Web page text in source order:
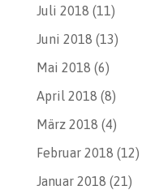
Juli 2018 (11)
Juni 2018 (13)
Mai 2018 (6)
April 2018 (8)
März 2018 (4)
Februar 2018 (12)
Januar 2018 (21)